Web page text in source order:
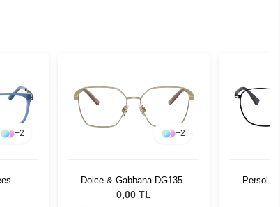
+2 +2
Dolce & Gabbana DG1351
1365 54
0,00 TL
Persol